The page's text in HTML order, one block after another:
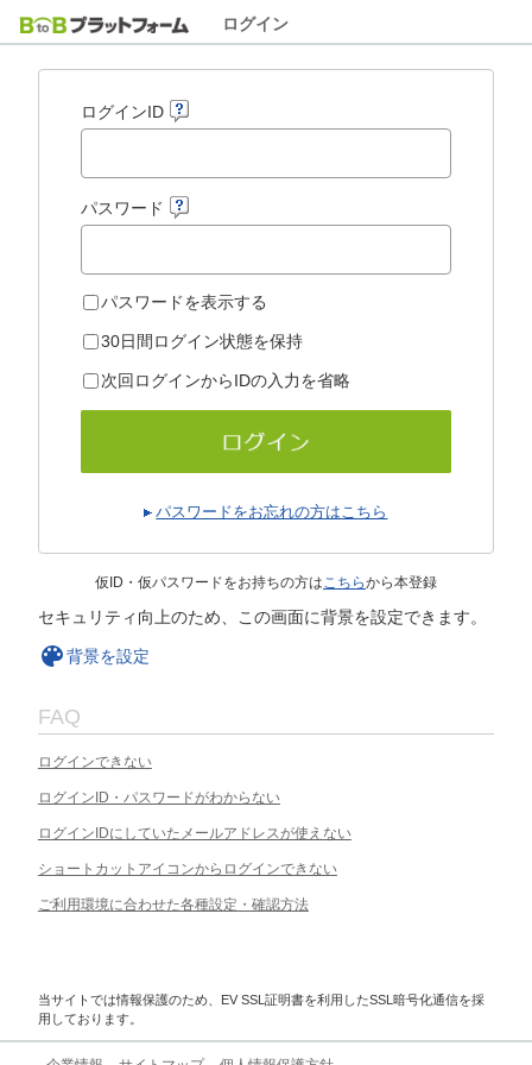
ログイン
ログインID
パスワード
パスワードを表示する
30日間ログイン状態を保持
次回ログインからIDの入力を省略
パスワードをお忘れの方はこちら
仮ID・仮パスワードをお持ちの方はこちらから本登録
セキュリティ向上のため、この画面に背景を設定できます。
背景を設定
FAQ
ログインできない
ログインID・パスワードがわからない
ログインIDにしていたメールアドレスが使えない
ショートカットアイコンからログインできない
ご利用環境に合わせた各種設定・確認方法
当サイトでは情報保護のため、EV SSL証明書を利用したSSL暗号化通信を採
用しております。